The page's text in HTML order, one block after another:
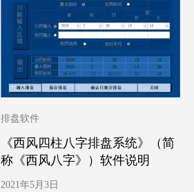
排盘软件
《西风四柱八字排盘系统》（简
称《西风八字》）软件说明
2021年5月3日